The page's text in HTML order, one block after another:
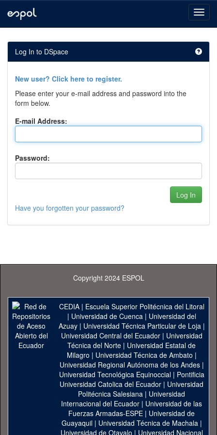
navigation
Log In to DSpace
New user? Click here to register.
Please enter your e-mail address and password into the
form below.
E-mail Address:
Password:
Have you forgotten your password?
Copyright 2024 ESPOL
CEDIA| Escuela Superior Politécnica del Litoral
| Universidad de Cuenca| Universidad del
Azuay| Universidad Técnica Particular de Loja|
Universidad Central del Ecuador| Universidad
Técnica del Norte | Universidad Estatal de
Milagro | Universidad Técnica de Ambato |
Universidad Regional Autónoma de los Andes|
Universidad Tecnológica Equinoccial| Pontificia
Universidad Catolica del Ecuador | Universidad
Politécnica Salesiana | Universidad
Internacional del Ecuador | Universidad de las
Fuerzas Armadas-ESPE | Universidad de
Guayaquil| Universidad Técnica de Machala|
Universidad de Otavalo | Universidad Nacional